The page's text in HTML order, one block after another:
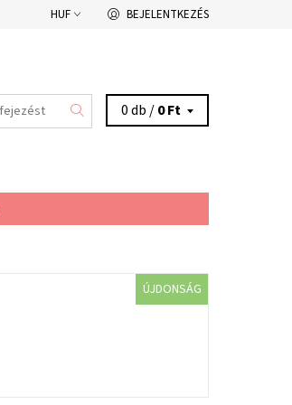
HUF BEJELENTKEZÉS
0 db /0 Ft
ÚJDONSÁG